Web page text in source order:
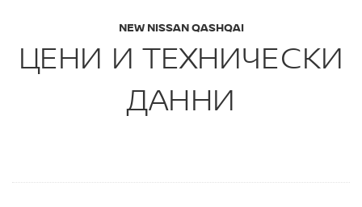
NEW NISSAN QASHQAI
ЦЕНИ И ТЕХНИЧЕСКИ
ДАННИ